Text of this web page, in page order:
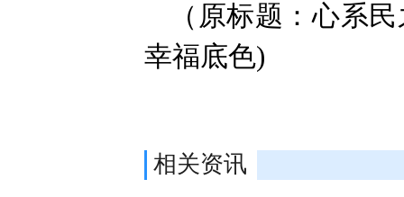
（原标题：心系
幸福底色)
相关资讯